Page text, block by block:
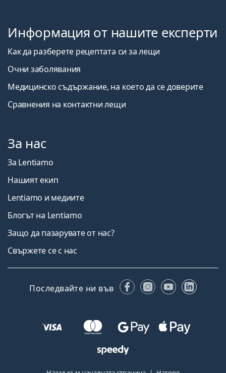
Информация от нашите експерти
Как да разберете рецептата си за лещи
Очни заболявания
Медицинско съдържание, на което да се доверите
Сравнения на контактни лещи
За нас
За Lentiamo
Нашият екип
Lentiamo и медиите
Блогът на Lentiamo
Защо да пазарувате от нас?
Свържете се с нас
Последвайте ни във FacebookInstagram
YouTube